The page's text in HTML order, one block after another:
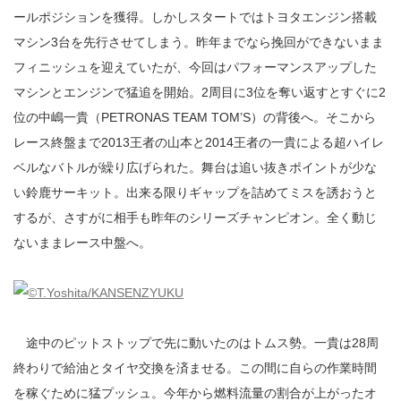
ールポジションを獲得。しかしスタートではトヨタエンジン搭載
マシン3台を先行させてしまう。昨年までなら挽回ができないまま
フィニッシュを迎えていたが、今回はパフォーマンスアップした
マシンとエンジンで猛追を開始。2周目に3位を奪い返すとすぐに2
位の中嶋一貴（PETRONAS TEAM TOM’S）の背後へ。そこから
レース終盤まで2013王者の山本と2014王者の一貴による超ハイレ
ベルなバトルが繰り広げられた。舞台は追い抜きポイントが少な
い鈴鹿サーキット。出来る限りギャップを詰めてミスを誘おうと
するが、さすがに相手も昨年のシリーズチャンピオン。全く動じ
ないままレース中盤へ。
途中のピットストップで先に動いたのはトムス勢。一貴は28周
終わりで給油とタイヤ交換を済ませる。この間に自らの作業時間
を稼ぐために猛プッシュ。今年から燃料流量の割合が上がったオ